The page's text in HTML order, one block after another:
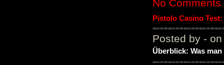
No Comments
Pistolo Casino
Posted by - on
Überblick: Was